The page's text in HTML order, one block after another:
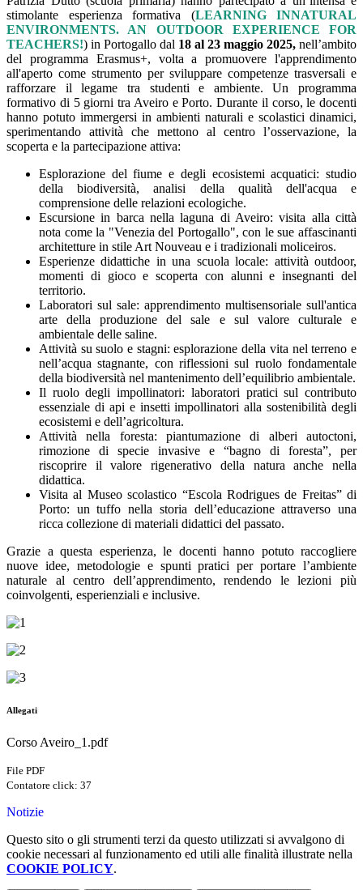
stimolante esperienza formativa (LEARNING INNATURAL
ENVIRONMENTS. AN OUTDOOR EXPERIENCE FOR
TEACHERS!) in Portogallo dal 18 al 23 maggio 2025, nell’ambito
del programma Erasmus+, volta a promuovere l'apprendimento
all'aperto come strumento per sviluppare competenze trasversali e
rafforzare il legame tra studenti e ambiente. Un programma
formativo di 5 giorni tra Aveiro e Porto. Durante il corso, le docenti
hanno potuto immergersi in ambienti naturali e scolastici dinamici,
sperimentando attività che mettono al centro l’osservazione, la
scoperta e la partecipazione attiva:
Esplorazione del fiume e degli ecosistemi acquatici: studio
della biodiversità, analisi della qualità dell'acqua e
comprensione delle relazioni ecologiche.
Escursione in barca nella laguna di Aveiro: visita alla città
nota come la "Venezia del Portogallo", con le sue affascinanti
architetture in stile Art Nouveau e i tradizionali moliceiros.
Esperienze didattiche in una scuola locale: attività outdoor,
momenti di gioco e scoperta con alunni e insegnanti del
territorio.
Laboratori sul sale: apprendimento multisensoriale sull'antica
arte della produzione del sale e sul valore culturale e
ambientale delle saline.
Attività su suolo e stagni: esplorazione della vita nel terreno e
nell’acqua stagnante, con riflessioni sul ruolo fondamentale
della biodiversità nel mantenimento dell’equilibrio ambientale.
Il ruolo degli impollinatori: laboratori pratici sul contributo
essenziale di api e insetti impollinatori alla sostenibilità degli
ecosistemi e dell’agricoltura.
Attività nella foresta: piantumazione di alberi autoctoni,
rimozione di specie invasive e “bagno di foresta”, per
riscoprire il valore rigenerativo della natura anche nella
didattica.
Visita al Museo scolastico “Escola Rodrigues de Freitas” di
Porto: un tuffo nella storia dell’educazione attraverso una
ricca collezione di materiali didattici del passato.
Grazie a questa esperienza, le docenti hanno potuto raccogliere
nuove idee, metodologie e spunti pratici per portare l’ambiente
naturale al centro dell’apprendimento, rendendo le lezioni più
coinvolgenti, esperienziali e inclusive.
Allegati
Corso Aveiro_1.pdf
File PDF
Contatore click: 37
Notizie
Questo sito o gli strumenti terzi da questo utilizzati si avvalgono di
cookie necessari al funzionamento ed utili alle finalità illustrate nella
COOKIE POLICY.